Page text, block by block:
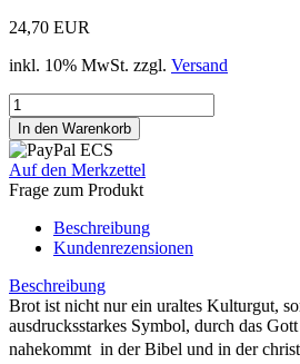
24,70 EUR
inkl. 10% MwSt. zzgl. Versand
Auf den Merkzettel
Frage zum Produkt
Beschreibung
Kundenrezensionen
Beschreibung
Brot ist nicht nur ein uraltes Kulturgut,
ausdrucksstarkes Symbol, durch das
nahekommt  in der Bibel und in der